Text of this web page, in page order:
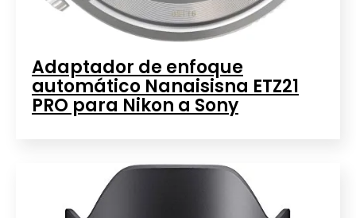
Adaptador de enfoque
automático Nanaisisna ETZ21
PRO para Nikon a Sony